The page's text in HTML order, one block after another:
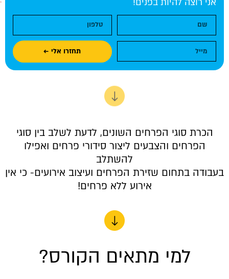
אני רוצה להיות בפנים!
תחזרו אלי ←
הכרת סוגי הפרחים השונים, לדעת לשלב בין סוגי
הפרחים והצבעים ליצור סידורי פרחים ואפילו
להשתלב
בתחום שזירת הפרחים ועיצוב אירועים- כי אין
אירוע ללא פרחים!
למי מתאים הקורס?